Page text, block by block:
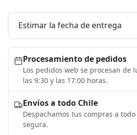
Estimar la fecha de entrega
Procesamiento de pedidos
Los pedidos web se procesan de
las 9:30 y las 17:00 horas.
Envíos a todo Chile
Despachamos tus compras a
segura.